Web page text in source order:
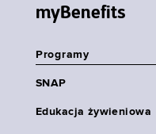
myBenefits
Programy
SNAP
Edukacja żywieniowa